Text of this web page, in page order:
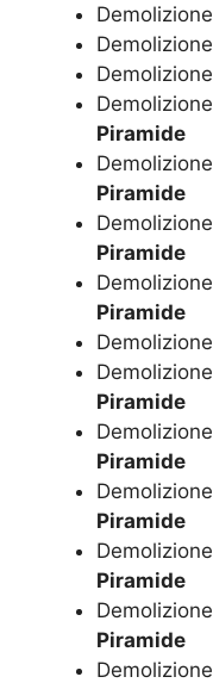
Piramide
Piramide
Piramide
Piramide
Piramide
Piramide
Piramide
Piramide
Piramide